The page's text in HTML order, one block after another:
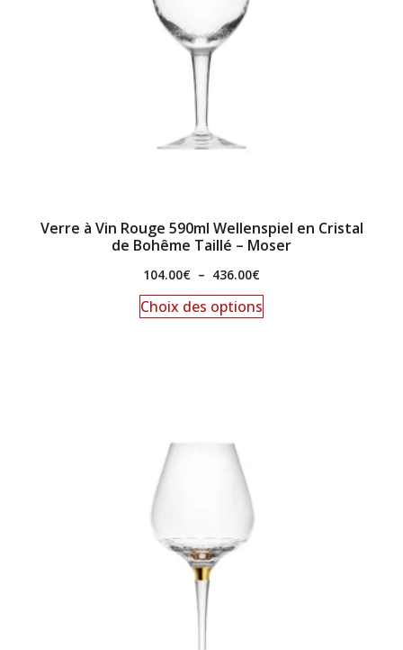
Verre à Vin Rouge 590ml Wellenspiel en Cristal
de Bohême Taillé – Moser
104.00€ – 436.00€
Choix des options